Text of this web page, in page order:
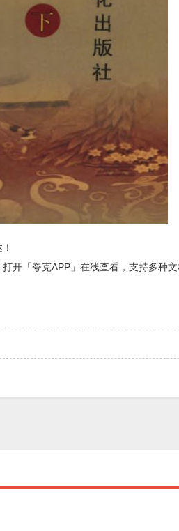
开「夸克APP」在线查看，支持多种文